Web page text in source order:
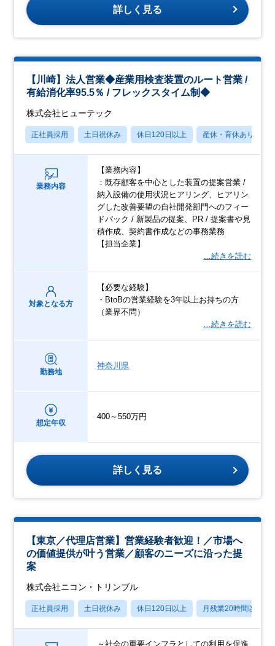
詳しく見る
【川崎】法人営業◆産業用検査装置のルート営業 /
有給消化率95.5％ / フレックスタイム制◆
株式会社ヒューテック
正社員採用 土日祝休み 休日120日以上 産休・育休あり
業務内容
【業務内容】
：既存顧客を中心とした装置の提案営業 /
納入設備の使用状況ヒアリング、ヒアリン
グした改善要望の自社開発部門へのフィー
ドバック / 新製品の提案、PR / 提案書や見
積作成、契約書作成などの事務業務
【担当企業】
…続きを読む
対象となる方
【必要な経験】
・BtoBの営業経験を3年以上お持ちの方
（業界不問）
…続きを読む
勤務地
神奈川県
想定年収
400～550万円
詳しく見る
【東京／代理店営業】営業経験者歓迎！／市場へ
の価値提供が叶う営業／顧客のニーズに沿った提
案
株式会社ニコン・トリンブル
正社員採用 土日祝休み 休日120日以上 月残業20時間以内
～社会の重要インフラとしての利用を促進